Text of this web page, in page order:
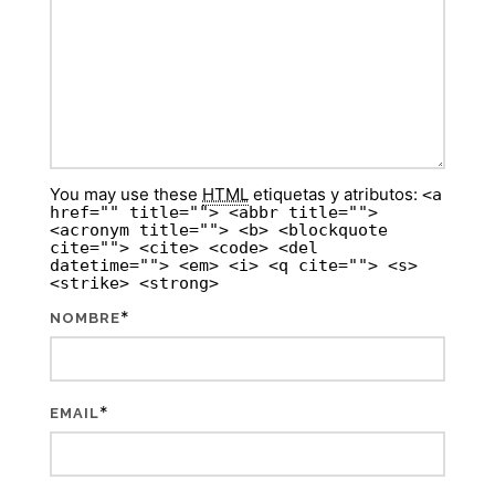
You may use these HTML etiquetas y atributos: <a
href="" title=""> <abbr title="">
<acronym title=""> <b> <blockquote
cite=""> <cite> <code> <del
datetime=""> <em> <i> <q cite=""> <s>
<strike> <strong>
NOMBRE*
EMAIL*